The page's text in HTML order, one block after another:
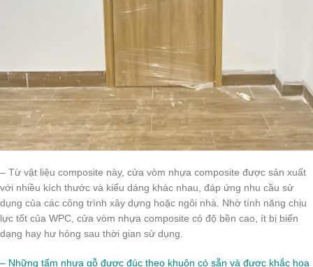
– Từ vật liệu composite này, cửa vòm nhựa composite được sản xuất
với nhiều kích thước và kiểu dáng khác nhau, đáp ứng nhu cầu sử
dụng của các công trình xây dựng hoặc ngôi nhà. Nhờ tính năng chịu
lực tốt của WPC, cửa vòm nhựa composite có độ bền cao, ít bị biến
dạng hay hư hỏng sau thời gian sử dụng.
– Những tấm nhựa gỗ được đúc theo khuôn có sẵn và được khắc họa